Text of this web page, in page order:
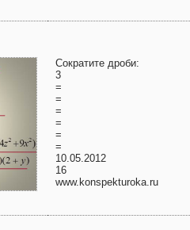
Сократите дроби:
3
=
=
=
=
=
=
10.05.2012
16
www.konspekturoka.ru